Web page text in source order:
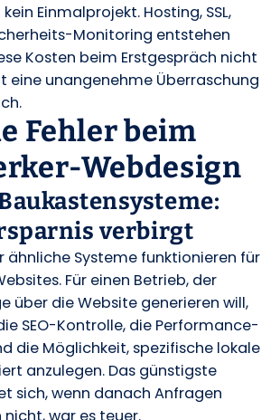
Einmalprojekt. Hosting, SSL,
Monitoring entstehen
Kosten beim Erstgespräch nicht
eine unangenehme Überraschung
Fehler beim
Webdesign
verbirgt
ähnliche Systeme funktionieren für
Für einen Betrieb, der
über die Website generieren will,
SEO-Kontrolle, die Performance-
die Möglichkeit, spezifische lokale
anzulegen. Das günstigste
sich, wenn danach Anfragen
war es teuer.